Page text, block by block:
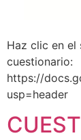
Haz clic en el
cuestionario:
https://
usp=header